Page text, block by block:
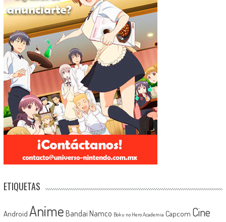
ETIQUETAS
Android Anime Bandai Namco Boku no Hero Academia Capcom Cine